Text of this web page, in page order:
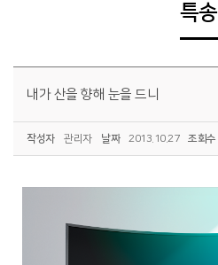
특송
내가 산을 향해 눈을 드니
작성자 관리자 날짜 2013.10.27 조회수